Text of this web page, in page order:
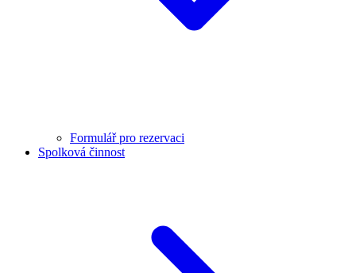
Formulář pro rezervaci
Spolková činnost